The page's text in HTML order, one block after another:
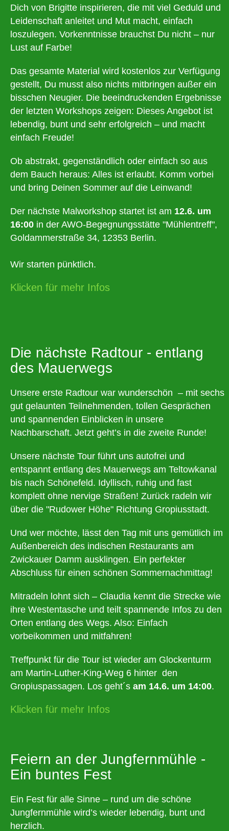
Dich von Brigitte inspirieren, die mit viel Geduld und
Leidenschaft anleitet und Mut macht, einfach
loszulegen. Vorkenntnisse brauchst Du nicht – nur
Lust auf Farbe!
Das gesamte Material wird kostenlos zur Verfügung
gestellt, Du musst also nichts mitbringen außer ein
bisschen Neugier. Die beeindruckenden Ergebnisse
der letzten Workshops zeigen: Dieses Angebot ist
lebendig, bunt und sehr erfolgreich – und macht
einfach Freude!
Ob abstrakt, gegenständlich oder einfach so aus
dem Bauch heraus: Alles ist erlaubt. Komm vorbei
und bring Deinen Sommer auf die Leinwand!
Der nächste Malworkshop startet ist am 12.6. um
16:00 in der AWO-Begegnungsstätte "Mühlentreff",
Goldammerstraße 34, 12353 Berlin.
Wir starten pünktlich.
Klicken für mehr Infos
Die nächste Radtour - entlang
des Mauerwegs
Unsere erste Radtour war wunderschön – mit sechs
gut gelaunten Teilnehmenden, tollen Gesprächen
und spannenden Einblicken in unsere
Nachbarschaft. Jetzt geht’s in die zweite Runde!
Unsere nächste Tour führt uns autofrei und
entspannt entlang des Mauerwegs am Teltowkanal
bis nach Schönefeld. Idyllisch, ruhig und fast
komplett ohne nervige Straßen! Zurück radeln wir
über die "Rudower Höhe" Richtung Gropiusstadt.
Und wer möchte, lässt den Tag mit uns gemütlich im
Außenbereich des indischen Restaurants am
Zwickauer Damm ausklingen. Ein perfekter
Abschluss für einen schönen Sommernachmittag!
Mitradeln lohnt sich – Claudia kennt die Strecke wie
ihre Westentasche und teilt spannende Infos zu den
Orten entlang des Wegs. Also: Einfach
vorbeikommen und mitfahren!
Treffpunkt für die Tour ist wieder am Glockenturm
am Martin-Luther-King-Weg 6 hinter den
Gropiuspassagen. Los geht´s am 14.6. um 14:00.
Klicken für mehr Infos
Feiern an der Jungfernmühle -
Ein buntes Fest
Ein Fest für alle Sinne – rund um die schöne
Jungfernmühle wird’s wieder lebendig, bunt und
herzlich.